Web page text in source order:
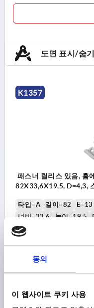
동의
이 웹사이트 쿠키 사용
도면 표시/숨
K1357
패스너 릴리스 있음, 홈
82X33,6X19,5, D=4,3,
타입=A 길이=82 E=13
너비=33,6
높이=19,5
H1=5